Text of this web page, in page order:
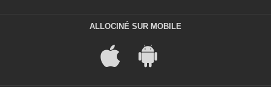
ALLOCINÉ SUR MOBILE